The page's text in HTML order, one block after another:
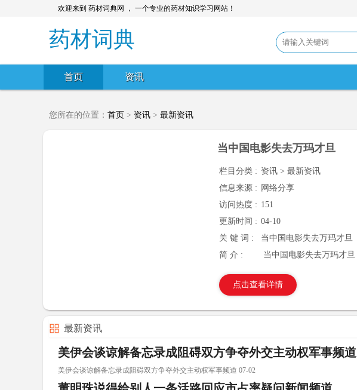
欢迎来到 药材词典网 ， 一个专业的药材知识学习网站！
药材词典
首页 资讯
您所在的位置： 首页 > 资讯 > 最新资讯
当中国电影失去万玛才旦
栏目分类 : 资讯 > 最新资讯
信息来源 : 网络分享
访问热度 : 151
更新时间 : 04-10
关 键 词 :
当中国电影失去万玛才旦
简 介 :
当中国电影失去万玛才旦
点击查看详情
最新资讯
美伊会谈谅解备忘录成阻碍双方争夺外交主动权军事频道
美伊会谈谅解备忘录成阻碍双方争夺外交主动权军事频道 07-02